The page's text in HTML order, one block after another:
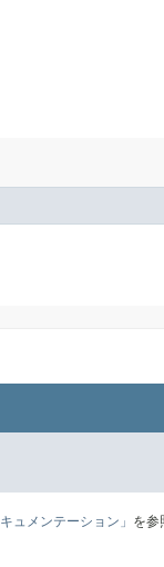
ュメンテーション」 を参